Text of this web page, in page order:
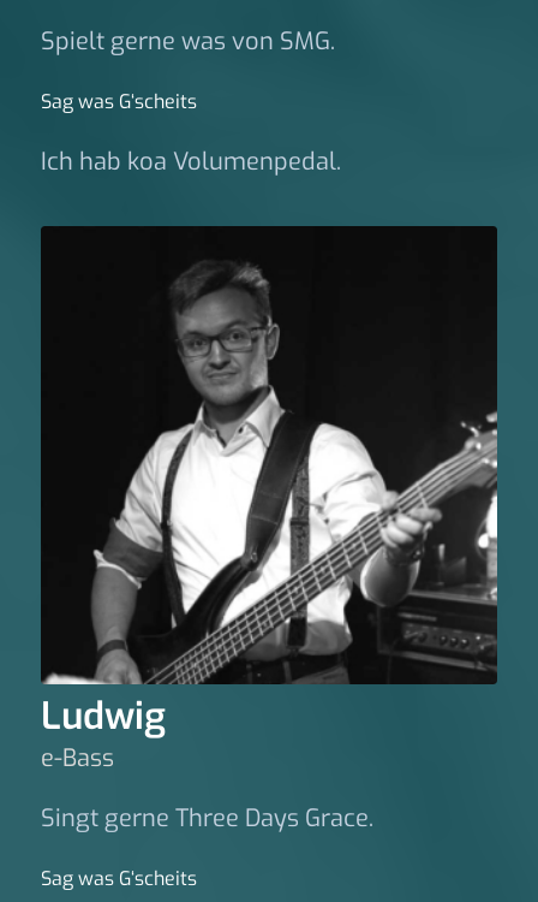
Spielt gerne was von SMG.
Sag was G‘scheits
Ich hab koa Volumenpedal.
Ludwig
e-Bass
Singt gerne Three Days Grace.
Sag was G‘scheits